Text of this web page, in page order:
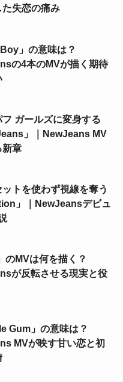
た失恋の痛み
Boy」の意味は？
の4本のMVが描く期待
ガールズに変身する
」｜NewJeans MV
新章
トを使わず視線を奪う
」｜NewJeansデビュ
のMVは何を描く？
が反転させる現実と役
Gum」の意味は？
MVが映す甘い恋と初